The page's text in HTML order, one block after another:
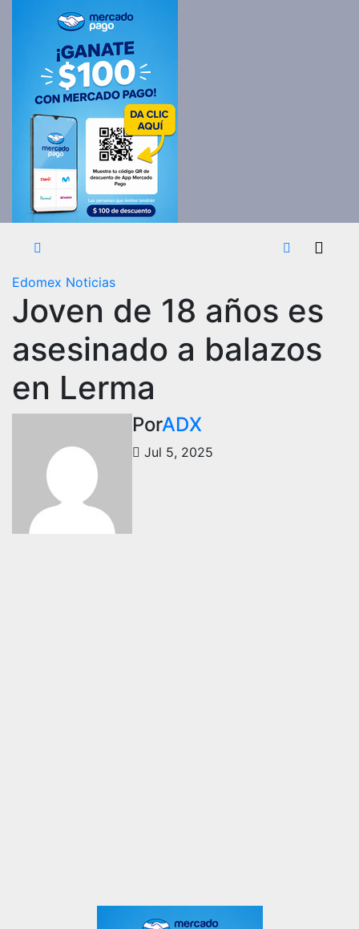
Edomex Noticias
Joven de 18 años es
asesinado a balazos
en Lerma
PorADX
Jul 5, 2025